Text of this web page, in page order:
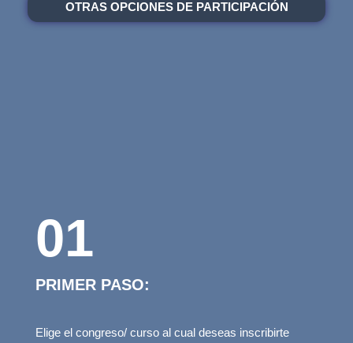
OTRAS OPCIONES DE PARTICIPACIÓN
01
PRIMER PASO:
Elige el congreso/ curso al cual deseas inscribirte